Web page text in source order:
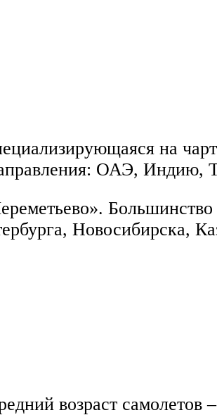
на
ОАЭ, Индию,
Новосибирска,
возраст самолетов